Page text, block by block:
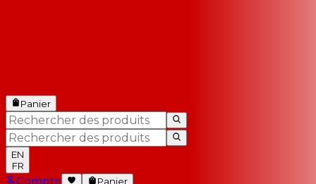
Panier
EN
FR
Compte
Panier